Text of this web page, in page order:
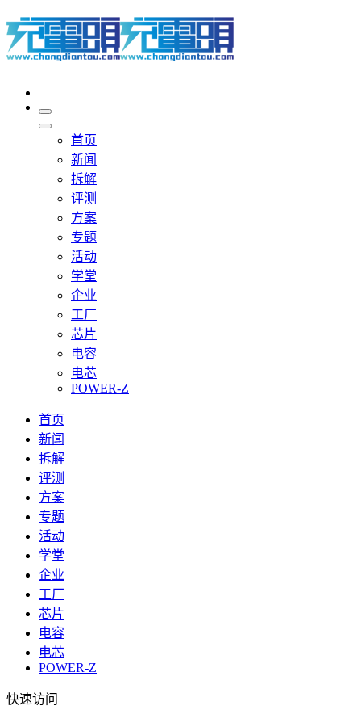
首页
新闻
拆解
评测
方案
专题
活动
学堂
企业
工厂
芯片
电容
电芯
POWER-Z
首页
新闻
拆解
评测
方案
专题
活动
学堂
企业
工厂
芯片
电容
电芯
POWER-Z
快速访问